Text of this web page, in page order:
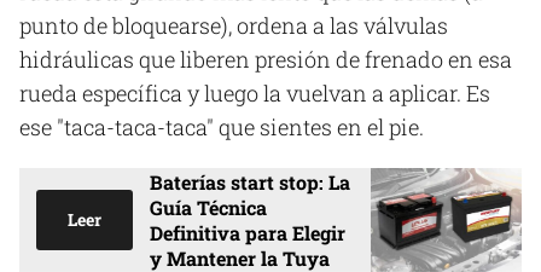
punto de bloquearse), ordena a las válvulas
hidráulicas que liberen presión de frenado en esa
rueda específica y luego la vuelvan a aplicar. Es
ese "taca-taca-taca" que sientes en el pie.
Leer
Baterías start stop: La
Guía Técnica
Definitiva para Elegir
y Mantener la Tuya